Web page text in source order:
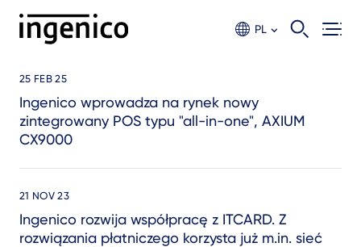
PL
25 FEB 25
Ingenico wprowadza na rynek nowy
zintegrowany POS typu "all-in-one", AXIUM
CX9000
21 NOV 23
Ingenico rozwija współpracę z ITCARD. Z
rozwiązania płatniczego korzysta już m.in. sieć